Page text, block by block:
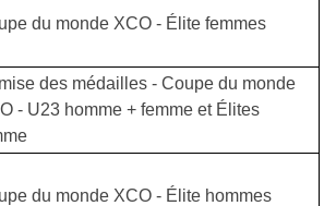
du monde XCO - Élite femmes
des médailles - Coupe du monde
- U23 homme + femme et Élites
du monde XCO - Élite hommes